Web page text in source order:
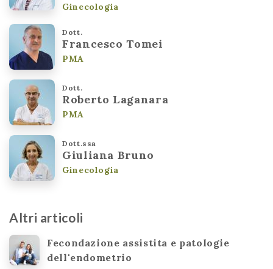
Ginecologia
Dott.
Francesco Tomei
PMA
Dott.
Roberto Laganara
PMA
Dott.ssa
Giuliana Bruno
Ginecologia
Altri articoli
Fecondazione assistita e patologie
dell'endometrio